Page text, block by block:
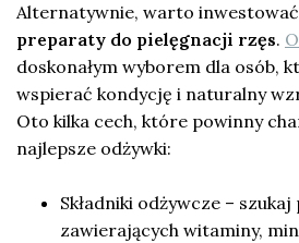
Alternatywnie, warto
preparaty do pielęgnacji rzęs.
doskonałym wyborem dla osób,
wspierać kondycję i naturalny
Oto kilka cech, które powinny
najlepsze odżywki:
Składniki odżywcze –
zawierających witaminy,